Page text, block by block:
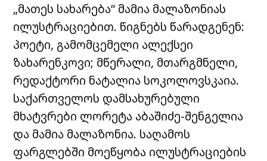
„მათეს სახარება“ მამია მალაზონიას
ილუსტრაციებით. წიგნებს წარადგენენ:
პოეტი, გამომცემელი ალექსეი
ზახარენკოვი; მწერალი, მთარგმნელი,
რედაქტორი ნატალია სოკოლოვსკაია.
საქართველოს დამსახურებული
მხატვრები ლორეტა აბაშიძე-შენგელია
და მამია მალაზონია. საღამოს
ფარგლებში მოეწყობა ილუსტრაციების